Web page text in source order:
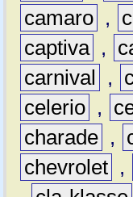
camaro ,
captiva ,
carnival
,
celerio ,
charade ,
chevrolet ,